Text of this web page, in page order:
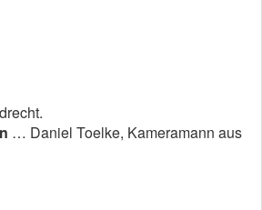
… Daniel Toelke, Kameramann aus